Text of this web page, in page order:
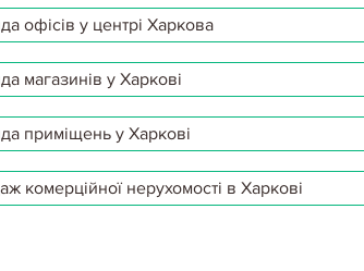
офісів у центрі Харкова
магазинів у Харкові
приміщень у Харкові
комерційної нерухомості в Харкові